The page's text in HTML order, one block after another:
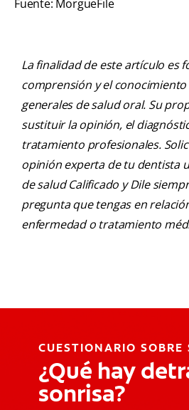
Fuente: MorgueFile
La finalidad de este artículo es
comprensión y el
generales de salud oral. Su
sustituir la opinión, el
tratamiento profesionales.
opinión experta de tu dentista
de salud Calificado y Dile
pregunta que tengas en
enfermedad o tratamiento
CUESTIONARIO SOBRE
¿Qué hay
sonrisa?